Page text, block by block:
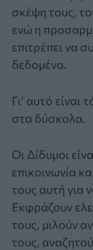
σκέψη τους,
ενώ η
επιτρέπει να
δεδομένα.
Γι’ αυτό είναι
στα δύσκολα.
Οι Δίδυμοι
επικοινωνία
τους αυτή για
Εκφράζουν
τους, μιλούν
τους,